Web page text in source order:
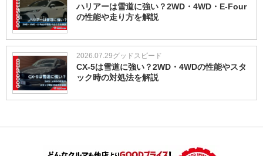
ハリアーは雪道に強い？2WD・4WD・E-Four
の性能や走り方を解説
2026.07.29グッドスピード
CX-5は雪道に強い？2WD・4WDの性能やスタ
ック時の対処法を解説